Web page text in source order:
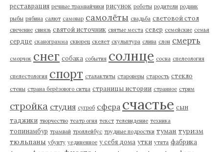
реставрация речные трамвайчики рисунок роботы родители родник
рыбы рябина салют самовар самолёты свадьба световой стол
свечение свиязь святой источник святые места север семейские семья
сердце сканограмма скворец скелет скульптура слива слон смерть
сморчок снег собака события солнце сосна спелеология
спелестология спорт сталактиты староверы старость стекло
стены страна берёзового ситца страницы истории странное стрим
стройка студия сугроб сфера счастье сын
таджики творчество театр огня текст телевидение техника
топинамбур трамвай троллейбус трудные подростки туман туризм
тюльпаны убунту уединенное у себя дома утки утята фабрика